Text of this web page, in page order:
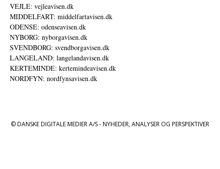
VEJLE: vejleavisen.dk
MIDDELFART: middelfartavisen.dk
ODENSE: odenseavisen.dk
NYBORG: nyborgavisen.dk
SVENDBORG: svendborgavisen.dk
LANGELAND: langelandavisen.dk
KERTEMINDE: kertemindeavisen.dk
NORDFYN: nordfynsavisen.dk
© DANSKE DIGITALE MEDIER A/S - NYHEDER, ANALYSER OG PERSPEKTIVER